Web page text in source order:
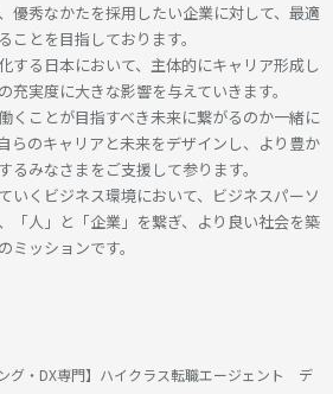
優秀なかたを採用したい企業に対して、最適
とを目指しております。
する日本において、主体的にキャリア形成し
充実度に大きな影響を与えていきます。
くことが目指すべき未来に繋がるのか一緒に
らのキャリアと未来をデザインし、より豊か
るみなさまをご支援して参ります。
いくビジネス環境において、ビジネスパーソ
「人」と「企業」を繋ぎ、より良い社会を築
ッションです。
グ・DX専門】ハイクラス転職エージェント デ